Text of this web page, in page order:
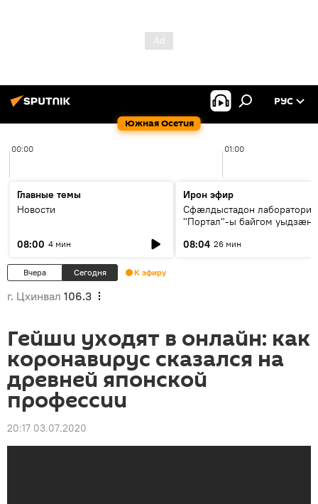
Южная Осетия
РУС
00:00 01:00
Главные темы
Новости
08:00 4 мин
Ирон эфир
Сфæлдыстадон лаборатори
"Портал"-ы байгом уыдзæн
Æхсары куыстыты равдыст
08:04 26 мин
Вчера Сегодня К эфиру
г. Цхинвал 106.3
Гейши уходят в онлайн: как
коронавирус сказался на
древней японской
профессии
20:17 03.07.2020